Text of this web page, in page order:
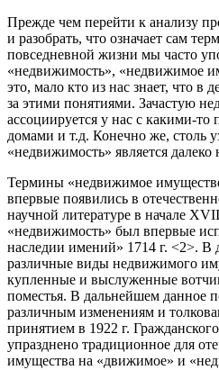
Прежде чем перейти к анализу
и разобрать, что означает сам
повседневной жизни мы часто
«недвижимость», «недвижимое
это, мало кто из нас знает, что в
за этими понятиями. Зачастую
ассоциируется у нас с какими-то
домами и т.д. Конечно же, столь
«недвижимость» является
Термины «недвижимое
впервые появились в
научной литературе в начале
«недвижимость» был впервые
наследии имений» 1714 г. <2>. В
различные виды недвижимого
купленные и выслуженные
поместья. В дальнейшем данное
различным изменениям и
принятием в 1922 г.
упразднено традиционное для
имущества на «движимое» и